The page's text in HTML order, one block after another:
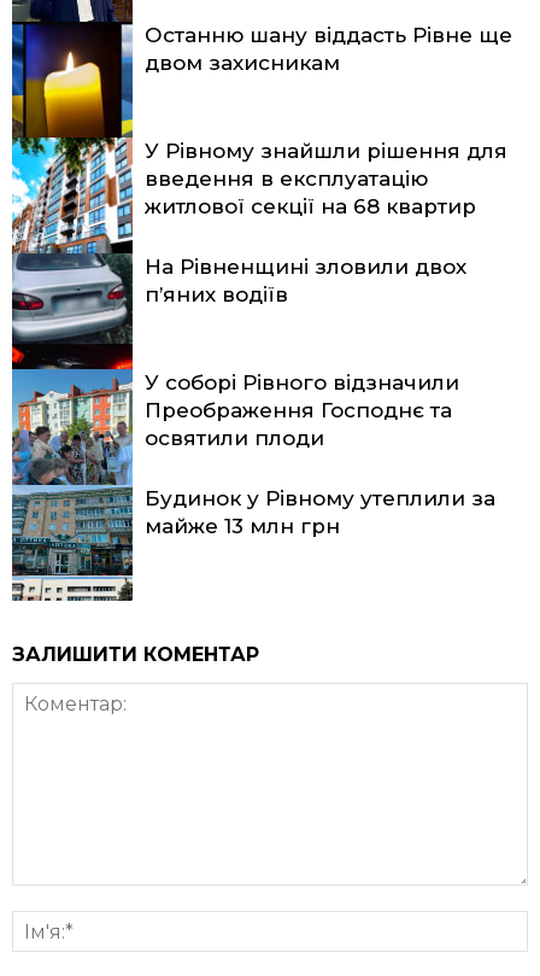
Останню шану віддасть Рівне ще
двом захисникам
У Рівному знайшли рішення для
введення в експлуатацію
житлової секції на 68 квартир
На Рівненщині зловили двох
п’яних водіїв
У соборі Рівного відзначили
Преображення Господнє та
освятили плоди
Будинок у Рівному утеплили за
майже 13 млн грн
ЗАЛИШИТИ КОМЕНТАР